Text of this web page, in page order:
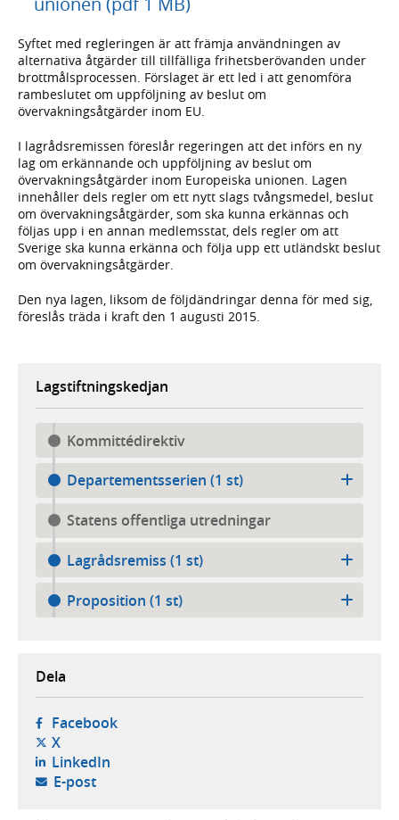
Syftet med regleringen är att främja användningen av
alternativa åtgärder till tillfälliga frihetsberövanden under
brottmålsprocessen. Förslaget är ett led i att genomföra
rambeslutet om uppföljning av beslut om
övervakningsåtgärder inom EU.
I lagrådsremissen föreslår regeringen att det införs en ny
lag om erkännande och uppföljning av beslut om
övervakningsåtgärder inom Europeiska unionen. Lagen
innehåller dels regler om ett nytt slags tvångsmedel, beslut
om övervakningsåtgärder, som ska kunna erkännas och
följas upp i en annan medlemsstat, dels regler om att
Sverige ska kunna erkänna och följa upp ett utländskt beslut
om övervakningsåtgärder.
Den nya lagen, liksom de följdändringar denna för med sig,
föreslås träda i kraft den 1 augusti 2015.
Lagstiftningskedjan
Kommittédirektiv
Departementsserien (1 st)
Statens offentliga utredningar
Lagrådsremiss (1 st)
Proposition (1 st)
Dela
Facebook- öppnas i ny flik, extern webbplats,
X- öppnas i ny flik, extern webbplats,
LinkedIn- öppnas i ny flik, extern webbplats,
E-post- öppnar din e-postklient,